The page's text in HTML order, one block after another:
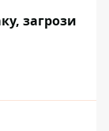
загрози